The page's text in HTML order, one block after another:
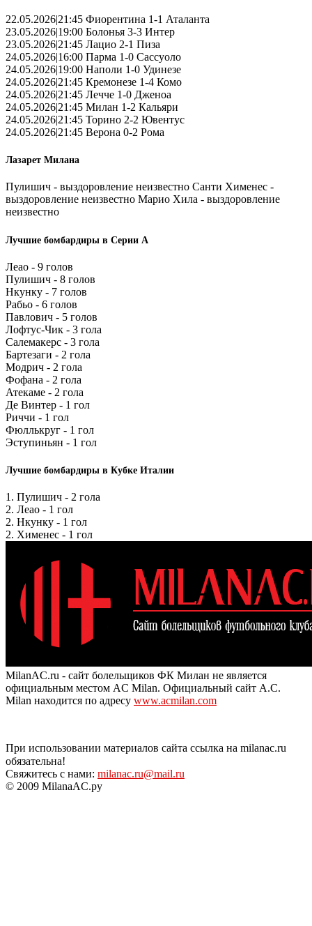
22.05.2026|21:45 Фиорентина 1-1 Аталанта
23.05.2026|19:00 Болонья 3-3 Интер
23.05.2026|21:45 Лацио 2-1 Пиза
24.05.2026|16:00 Парма 1-0 Сассуоло
24.05.2026|19:00 Наполи 1-0 Удинезе
24.05.2026|21:45 Кремонезе 1-4 Комо
24.05.2026|21:45 Лечче 1-0 Дженоа
24.05.2026|21:45 Милан 1-2 Кальяри
24.05.2026|21:45 Торино 2-2 Ювентус
24.05.2026|21:45 Верона 0-2 Рома
Лазарет Милана
Пулишич - выздоровление неизвестно Санти Хименес -
выздоровление неизвестно Марио Хила - выздоровление
неизвестно
Лучшие бомбардиры в Серии А
Леао - 9 голов
Пулишич - 8 голов
Нкунку - 7 голов
Рабьо - 6 голов
Павлович - 5 голов
Лофтус-Чик - 3 гола
Салемакерс - 3 гола
Бартезаги - 2 гола
Модрич - 2 гола
Фофана - 2 гола
Атекаме - 2 гола
Де Винтер - 1 гол
Риччи - 1 гол
Фюллькруг - 1 гол
Эступиньян - 1 гол
Лучшие бомбардиры в Кубке Италии
1. Пулишич - 2 гола
2. Леао - 1 гол
2. Нкунку - 1 гол
2. Хименес - 1 гол
MilanAC.ru - сайт болельщиков ФК Милан не является
официальным местом AC Milan. Официальный сайт A.C.
Milan находится по адресу www.acmilan.com
При использовании материалов сайта ссылка на milanac.ru
обязательна!
Свяжитесь с нами: milanac.ru@mail.ru
© 2009 MilanaAC.ру